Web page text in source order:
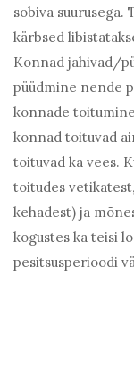
sobiva suurusega.
kärbsed
Konnad jahivad/
püüdmine nende
konnade
konnad toituvad
toituvad ka vees.
toitudes
kehadest) ja
kogustes ka teisi
pesitsusperioodi